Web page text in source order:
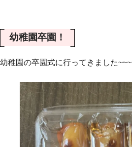
幼稚園卒園！
幼稚園の卒園式に行ってきました~~~